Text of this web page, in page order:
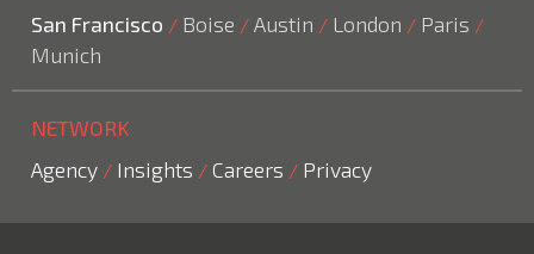
San Francisco / Boise / Austin / London / Paris /
Munich
NETWORK
Agency / Insights / Careers / Privacy